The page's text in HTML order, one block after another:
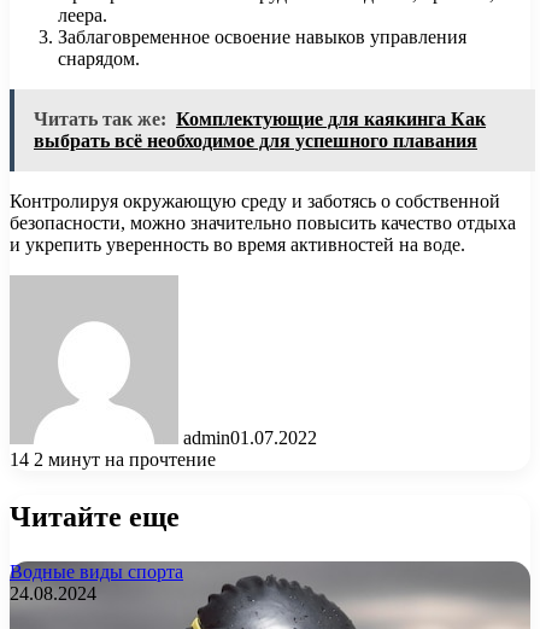
леера.
Заблаговременное освоение навыков управления
снарядом.
Читать так же: Комплектующие для каякинга Как
выбрать всё необходимое для успешного плавания
Контролируя окружающую среду и заботясь о собственной
безопасности, можно значительно повысить качество отдыха
и укрепить уверенность во время активностей на воде.
admin01.07.2022
14 2 минут на прочтение
Читайте еще
Водные виды спорта
24.08.2024